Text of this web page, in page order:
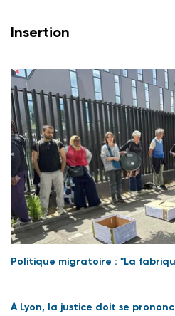
Insertion
Politique migratoire : "La
À Lyon, la justice doit se